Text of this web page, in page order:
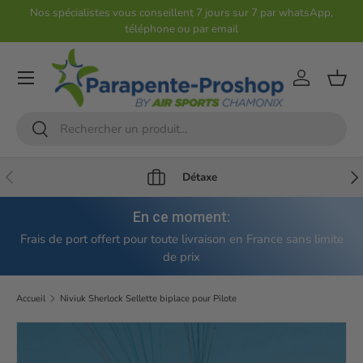
Nos spécialistes vous conseillent 7 jours sur 7 par whatsApp,
téléphone ou par email
Recherche
Rechercher
Compte
Précédent Détaxe
En ce moment:
Frais de port offert pour toute livraison en France sans limite
de prix
Accueil Niviuk Sherlock Sellette biplace pour Pilote